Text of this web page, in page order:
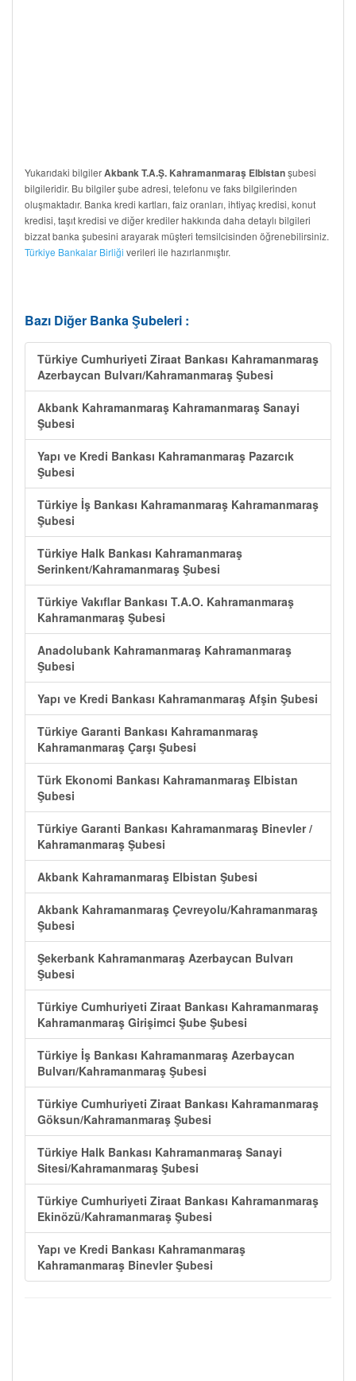
Yukarıdaki bilgilerAkbank T.A.Ş. Kahramanmaraş Elbistanşubesi
bilgileridir. Bu bilgiler şube adresi, telefonu ve faks bilgilerinden
oluşmaktadır. Banka kredi kartları, faiz oranları, ihtiyaç kredisi, konut
kredisi, taşıt kredisi ve diğer krediler hakkında daha detaylı bilgileri
bizzat banka şubesini arayarak müşteri temsilcisinden öğrenebilirsiniz.
Türkiye Bankalar Birliği verileri ile hazırlanmıştır.
Bazı Diğer Banka Şubeleri :
Türkiye Cumhuriyeti Ziraat Bankası Kahramanmaraş
Azerbaycan Bulvarı/Kahramanmaraş Şubesi
Akbank Kahramanmaraş Kahramanmaraş Sanayi
Şubesi
Yapı ve Kredi Bankası Kahramanmaraş Pazarcık
Şubesi
Türkiye İş Bankası Kahramanmaraş Kahramanmaraş
Şubesi
Türkiye Halk Bankası Kahramanmaraş
Serinkent/Kahramanmaraş Şubesi
Türkiye Vakıflar Bankası T.A.O. Kahramanmaraş
Kahramanmaraş Şubesi
Anadolubank Kahramanmaraş Kahramanmaraş
Şubesi
Yapı ve Kredi Bankası Kahramanmaraş Afşin Şubesi
Türkiye Garanti Bankası Kahramanmaraş
Kahramanmaraş Çarşı Şubesi
Türk Ekonomi Bankası Kahramanmaraş Elbistan
Şubesi
Türkiye Garanti Bankası Kahramanmaraş Binevler /
Kahramanmaraş Şubesi
Akbank Kahramanmaraş Elbistan Şubesi
Akbank Kahramanmaraş Çevreyolu/Kahramanmaraş
Şubesi
Şekerbank Kahramanmaraş Azerbaycan Bulvarı
Şubesi
Türkiye Cumhuriyeti Ziraat Bankası Kahramanmaraş
Kahramanmaraş Girişimci Şube Şubesi
Türkiye İş Bankası Kahramanmaraş Azerbaycan
Bulvarı/Kahramanmaraş Şubesi
Türkiye Cumhuriyeti Ziraat Bankası Kahramanmaraş
Göksun/Kahramanmaraş Şubesi
Türkiye Halk Bankası Kahramanmaraş Sanayi
Sitesi/Kahramanmaraş Şubesi
Türkiye Cumhuriyeti Ziraat Bankası Kahramanmaraş
Ekinözü/Kahramanmaraş Şubesi
Yapı ve Kredi Bankası Kahramanmaraş
Kahramanmaraş Binevler Şubesi